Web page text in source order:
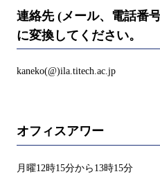
連絡先 (メール、電話番
に変換してください。
kaneko(@)ila.titech.ac.jp
オフィスアワー
月曜12時15分から13時15分